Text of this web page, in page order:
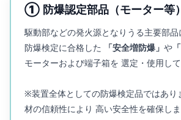
① 防爆認定部品（モーター等
駆動部などの発火源となりうる主要部
防爆検定に合格した
「安全増防爆」 や
モーターおよび端子箱を 選定・使用して
※装置全体としての防爆検定品ではあり
材の信頼性により 高い安全性を確保しま